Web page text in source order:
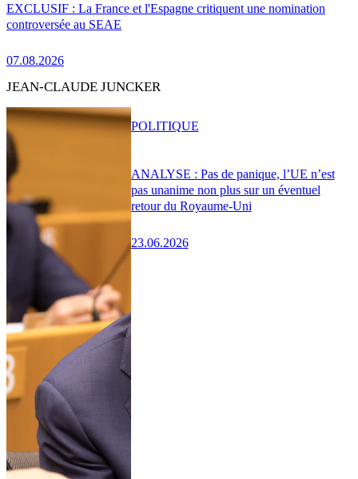
EXCLUSIF : La France et l'Espagne critiquent une nomination
controversée au SEAE
07.08.2026
JEAN-CLAUDE JUNCKER
ANALYSE : Pas de panique, l’UE n’est
pas unanime non plus sur un éventuel
retour du Royaume-Uni
23.06.2026
POLITIQUE